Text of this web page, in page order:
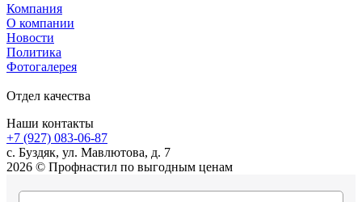
Компания
О компании
Новости
Политика
Фотогалерея
Отдел качества
Наши контакты
+7 (927) 083-06-87
c. Буздяк, ул. Мавлютова, д. 7
2026 © Профнастил по выгодным ценам